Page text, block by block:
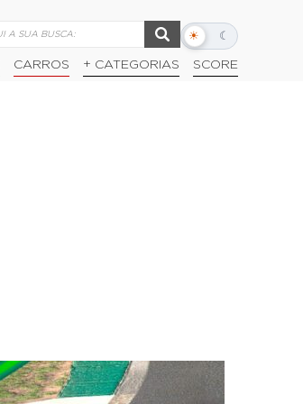
☀ ☾
Alternar
escuro
CARROS + CATEGORIAS SCORE